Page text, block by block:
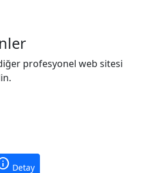
profesyonel web sitesi
Detay